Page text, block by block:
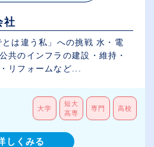
社
は違う私」への挑戦 水・電
共のインフラの建設・維持・
リフォームなど...
大学
短大
高専
専門 高校
しくみる